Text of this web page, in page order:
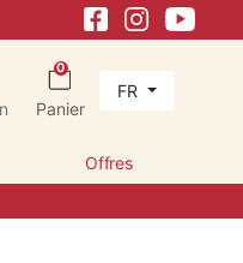
0
Panier
FR
Offres